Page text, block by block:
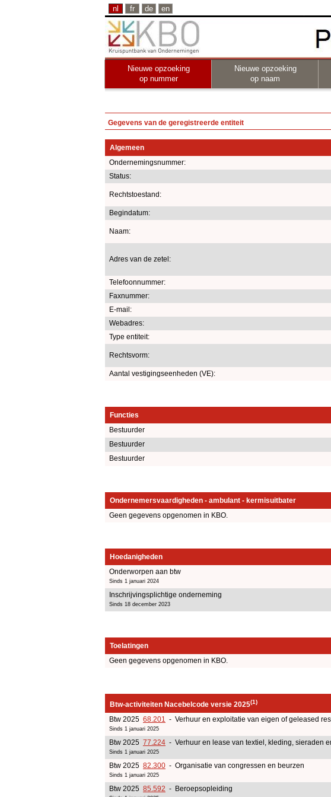
nl fr de en
Nieuwe opzoeking
op nummer
Nieuwe opzoeking
op naam
Gegevens van de geregistreerde entiteit
Algemeen
Ondernemingsnummer:
Status:
Rechtstoestand:
Begindatum:
Naam:
Adres van de zetel:
Telefoonnummer:
Faxnummer:
E-mail:
Webadres:
Type entiteit:
Rechtsvorm:
Aantal vestigingseenheden (VE):
Functies
Bestuurder
Bestuurder
Bestuurder
Ondernemersvaardigheden - ambulant - kermisuitbater
Geen gegevens opgenomen in KBO.
Hoedanigheden
Onderworpen aan btw
Sinds 1 januari 2024
Inschrijvingsplichtige onderneming
Sinds 18 december 2023
Toelatingen
Geen gegevens opgenomen in KBO.
Btw-activiteiten Nacebelcode versie 2025(1)
Btw 2025 68.201 - Verhuur en exploitatie van eigen of geleased
Sinds 1 januari 2025
Btw 2025 77.224 - Verhuur en lease van textiel, kleding, sieraden
Sinds 1 januari 2025
Btw 2025 82.300 - Organisatie van congressen en beurzen
Sinds 1 januari 2025
Btw 2025 85.592 - Beroepsopleiding